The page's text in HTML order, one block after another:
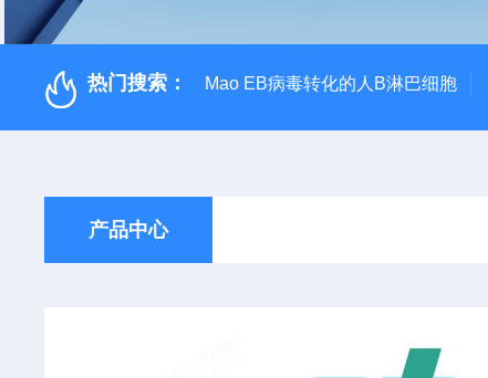
热门搜索： Mao EB病毒转化的人B淋巴细胞
产品中心